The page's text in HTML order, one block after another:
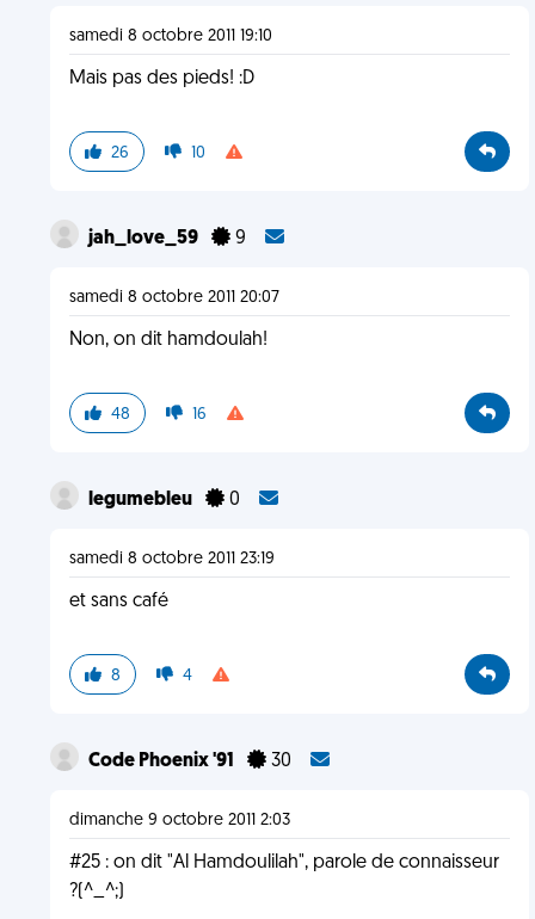
samedi 8 octobre 2011 19:10
Mais pas des pieds! :D
26 10
jah_love_59 9
samedi 8 octobre 2011 20:07
Non, on dit hamdoulah!
48 16
legumebleu 0
samedi 8 octobre 2011 23:19
et sans café
8 4
Code Phoenix '91 30
dimanche 9 octobre 2011 2:03
#25 : on dit "Al Hamdoulilah", parole de connaisseur
?(^_^;)